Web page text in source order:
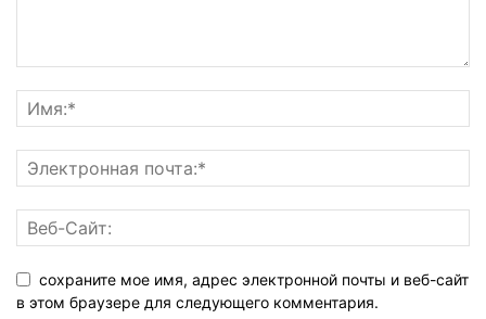
сохраните мое имя, адрес электронной почты и веб-сайт
в этом браузере для следующего комментария.